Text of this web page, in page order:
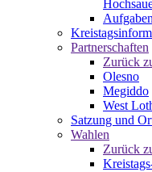
Partnerschaften
Zurück
Olesno
Megiddo
West
Satzung und
Wahlen
Zurück